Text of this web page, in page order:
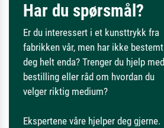
Har du spørsmål?
Er du interessert i et kunsttrykk fra
fabrikken vår, men har ikke bestemt
deg helt enda? Trenger du hjelp med
bestilling eller råd om hvordan du
velger riktig medium?
Ekspertene våre hjelper deg gjerne.